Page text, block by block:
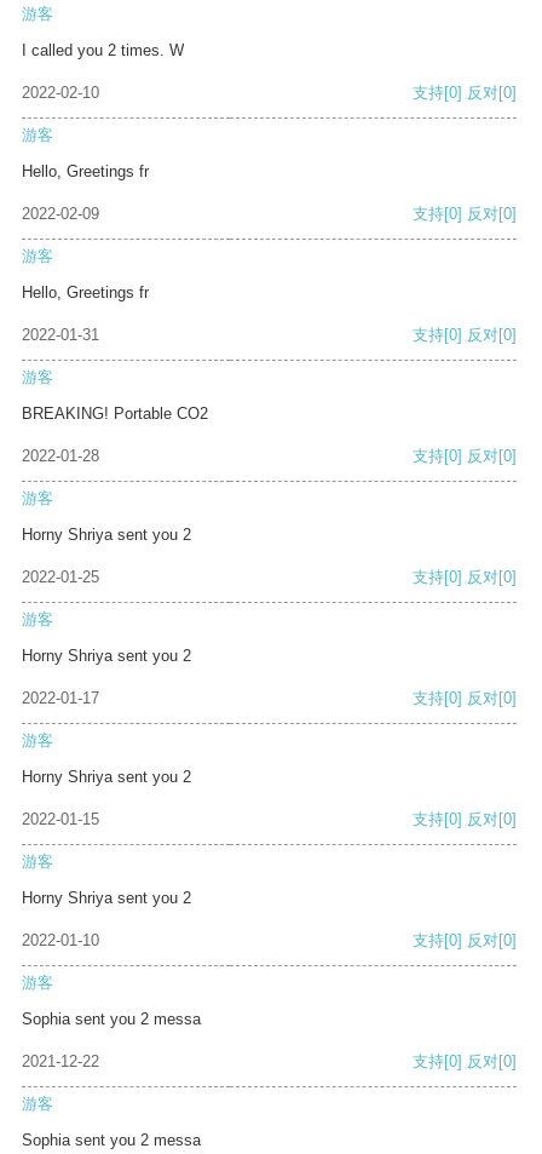
游客
I called you 2 times. W
2022-02-10 支持[0] 反对[0]
游客
Hello, Greetings fr
2022-02-09 支持[0] 反对[0]
游客
Hello, Greetings fr
2022-01-31 支持[0] 反对[0]
游客
BREAKING! Portable CO2
2022-01-28 支持[0] 反对[0]
游客
Horny Shriya sent you 2
2022-01-25 支持[0] 反对[0]
游客
Horny Shriya sent you 2
2022-01-17 支持[0] 反对[0]
游客
Horny Shriya sent you 2
2022-01-15 支持[0] 反对[0]
游客
Horny Shriya sent you 2
2022-01-10 支持[0] 反对[0]
游客
Sophia sent you 2 messa
2021-12-22 支持[0] 反对[0]
游客
Sophia sent you 2 messa